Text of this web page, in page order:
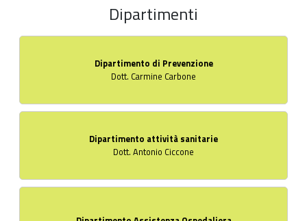
Dipartimenti
Dipartimento di Prevenzione
Dott. Carmine Carbone
Dipartimento attività sanitarie
Dott. Antonio Ciccone